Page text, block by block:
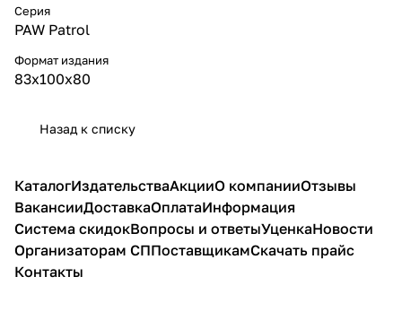
Серия
PAW Patrol
Формат издания
83х100х80
Назад к списку
КаталогИздательстваАкцииО компанииОтзывы
ВакансииДоставкаОплатаИнформация
Система скидокВопросы и ответыУценкаНовости
Организаторам СППоставщикамСкачать прайс
Контакты